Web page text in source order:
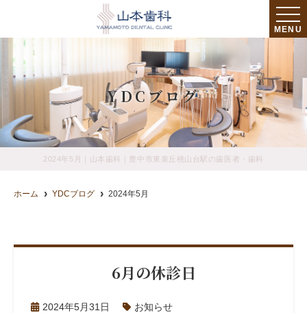
MENU
YDCブログ
2024年5月｜山本歯科｜豊中市東泉丘桃山台駅の歯医者・歯科
ホーム YDCブログ 2024年5月
6月の休診日
2024年5月31日 お知らせ